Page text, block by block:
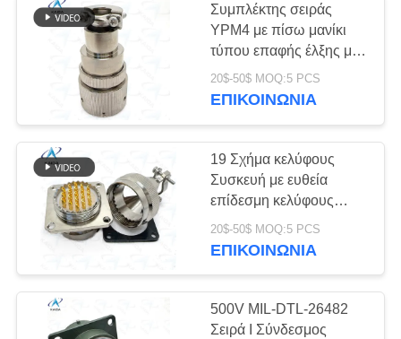
ΕΙΔΉΣΕΙΣ
ΥΠΟΘΈΣΕΙΣ
ΖΗΤΉΣΤΕ
ΜΙΑ
ΠΡΟΣΦΟΡΆ
ΠΟΛΙΤΙΚΉ
Στρογγυλός
ηλεκτρικός
σύνδεσμος
Μικρο-Δ συνδετήρες
Συμπλέκτης σειράς
YPM4 με πίσω μανίκι
τύπου επαφής έλξης με
έλξη πλεονεκτήματα
YPM4-19-2K6 Χωρίς
σύνδεσμος σειράς
YPM4
20$-50$ MOQ:5 PCS
ΕΠΙΚΟΙΝΩΝΊΑ
19 Σχήμα κελύφους
Συσκευή με ευθεία
επίδεσμη κελύφους
Ανθεκτικός συνδετήρας
νικελίου χωρίς
επίδεσμη κελύφους
20$-50$ MOQ:5 PCS
ΕΠΙΚΟΙΝΩΝΊΑ
500V MIL-DTL-26482
Σειρά I Σύνδεσμος